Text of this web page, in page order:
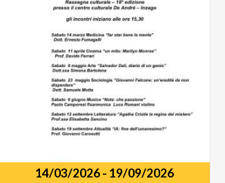
14/03/2026- 19/09/2026